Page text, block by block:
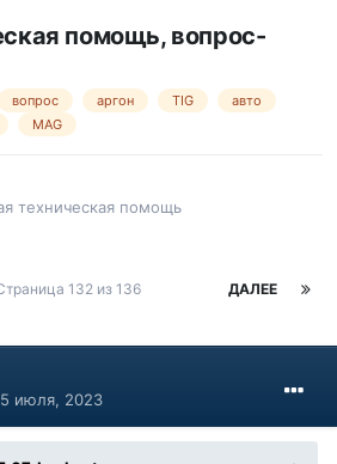
помощь, вопрос-
вопрос аргон TIG
авто
MAG
техническая помощь
ДАЛЕЕ
132 из 136
5 июля, 2023